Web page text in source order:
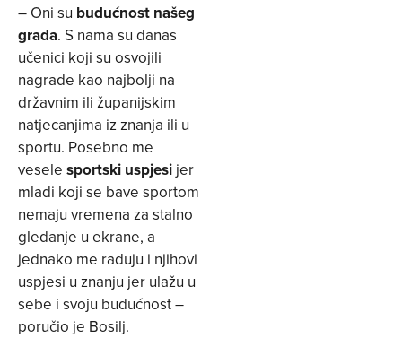
– Oni su budućnost našeg
grada. S nama su danas
učenici koji su osvojili
nagrade kao najbolji na
državnim ili županijskim
natjecanjima iz znanja ili u
sportu. Posebno me
vesele sportski uspjesi jer
mladi koji se bave sportom
nemaju vremena za stalno
gledanje u ekrane, a
jednako me raduju i njihovi
uspjesi u znanju jer ulažu u
sebe i svoju budućnost –
poručio je Bosilj.